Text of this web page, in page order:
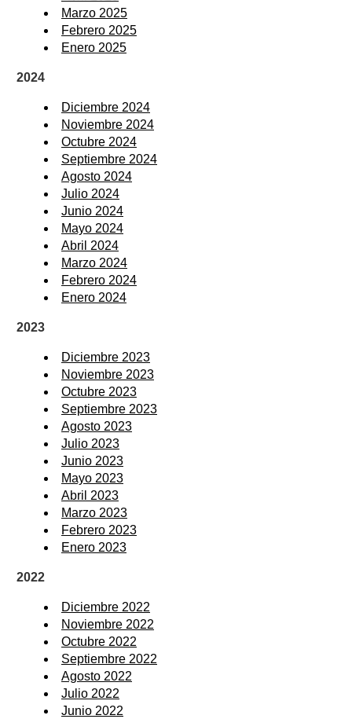
Marzo 2025
Febrero 2025
Enero 2025
2024
Diciembre 2024
Noviembre 2024
Octubre 2024
Septiembre 2024
Agosto 2024
Julio 2024
Junio 2024
Mayo 2024
Abril 2024
Marzo 2024
Febrero 2024
Enero 2024
2023
Diciembre 2023
Noviembre 2023
Octubre 2023
Septiembre 2023
Agosto 2023
Julio 2023
Junio 2023
Mayo 2023
Abril 2023
Marzo 2023
Febrero 2023
Enero 2023
2022
Diciembre 2022
Noviembre 2022
Octubre 2022
Septiembre 2022
Agosto 2022
Julio 2022
Junio 2022